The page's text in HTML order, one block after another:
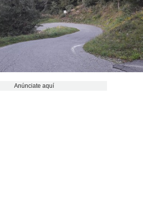
Anúnciate aquí